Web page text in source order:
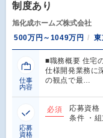
制度あり
旭化成ホームズ株式会社
500万円～1049万円
東
仕事
内容
■職務概要 住宅
仕様開発業務に
の観点で最…
応募
資格
必須
応募資格
条件 ・